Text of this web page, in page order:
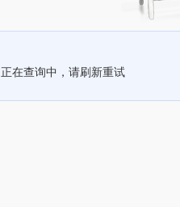
正在查询中，请刷新重试